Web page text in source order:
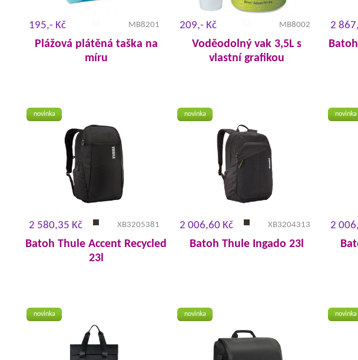
195,- Kč MB8201
Plážová plátěná taška na
míru
209,- Kč MB8002
Voděodolný vak 3,5L s
vlastní grafikou
2
novinka
2 580,35 Kč XB3205381
Batoh Thule Accent Recycled
23l
novinka
2 006,60 Kč XB3204313
Batoh Thule Ingado 23l
novinka
2
novinka novinka novinka